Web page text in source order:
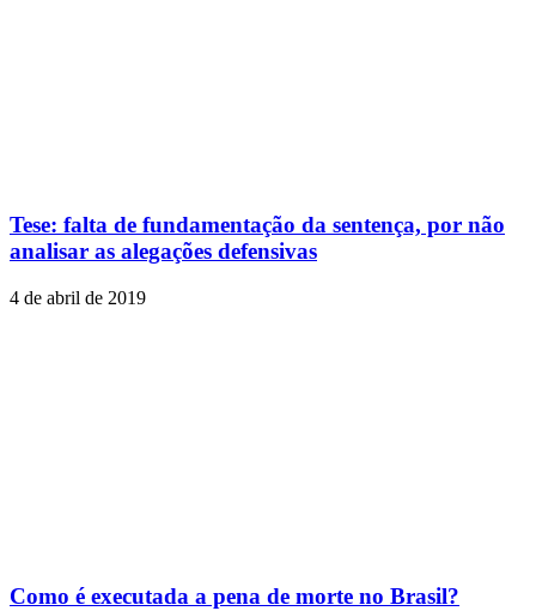
Tese: falta de fundamentação da sentença, por não
analisar as alegações defensivas
4 de abril de 2019
Como é executada a pena de morte no Brasil?